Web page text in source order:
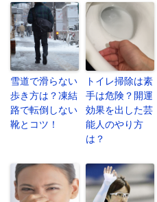
雪道で滑らない
歩き方は？凍結
路で転倒しない
靴とコツ！
トイレ掃除は素
手は危険？開運
効果を出した芸
能人のやり方
は？